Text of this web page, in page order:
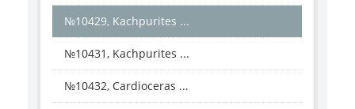
№10429, Kachpurites ...
№10431, Kachpurites ...
№10432, Cardioceras ...